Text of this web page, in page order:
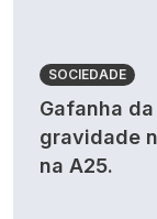
SOCIEDADE
Gafanha
gravidade
na A25.